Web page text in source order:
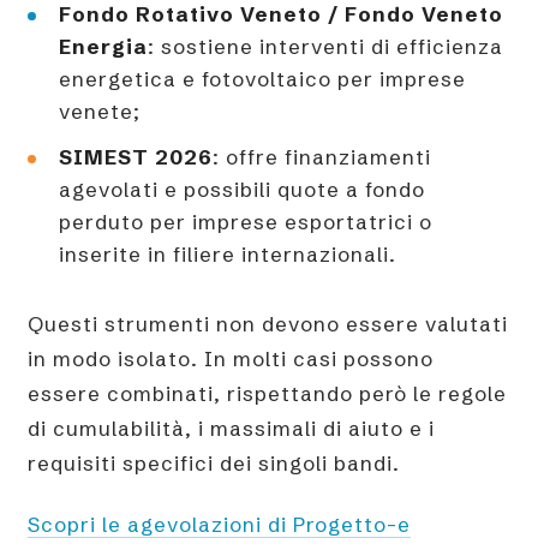
Fondo Rotativo Veneto / Fondo Veneto
Energia: sostiene interventi di efficienza
energetica e fotovoltaico per imprese
venete;
SIMEST 2026: offre finanziamenti
agevolati e possibili quote a fondo
perduto per imprese esportatrici o
inserite in filiere internazionali.
Questi strumenti non devono essere valutati
in modo isolato. In molti casi possono
essere combinati, rispettando però le regole
di cumulabilità, i massimali di aiuto e i
requisiti specifici dei singoli bandi.
Scopri le agevolazioni di Progetto-e